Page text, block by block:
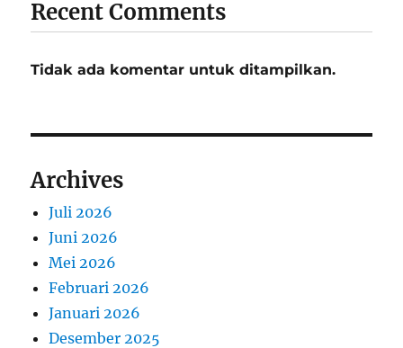
Recent Comments
Tidak ada komentar untuk ditampilkan.
Archives
Juli 2026
Juni 2026
Mei 2026
Februari 2026
Januari 2026
Desember 2025